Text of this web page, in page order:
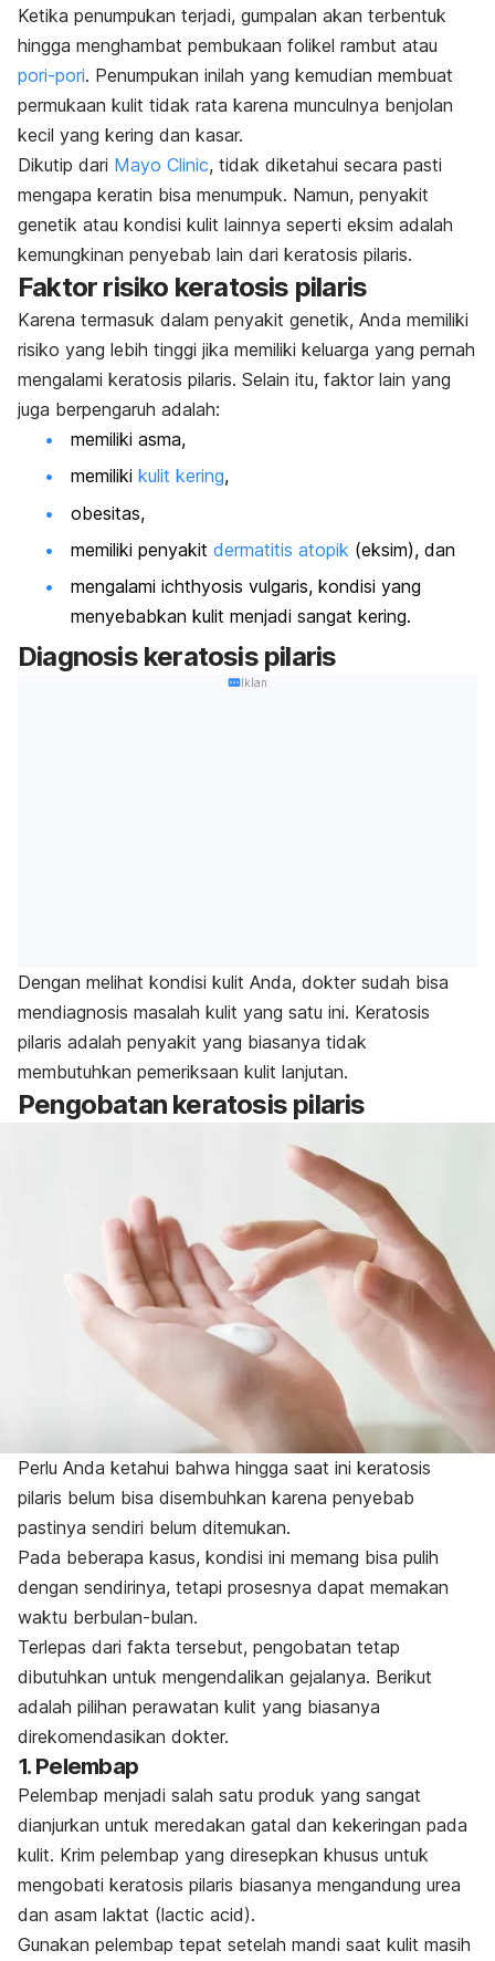
Ketika penumpukan terjadi, gumpalan akan terbentuk
hingga menghambat pembukaan folikel rambut atau
pori-pori. Penumpukan inilah yang kemudian membuat
permukaan kulit tidak rata karena munculnya benjolan
kecil yang kering dan kasar.
Dikutip dari Mayo Clinic, tidak diketahui secara pasti
mengapa keratin bisa menumpuk. Namun, penyakit
genetik atau kondisi kulit lainnya seperti eksim adalah
kemungkinan penyebab lain dari keratosis pilaris.
Faktor risiko keratosis pilaris
Karena termasuk dalam penyakit genetik, Anda memiliki
risiko yang lebih tinggi jika memiliki keluarga yang pernah
mengalami keratosis pilaris. Selain itu, faktor lain yang
juga berpengaruh adalah:
memiliki asma,
memiliki kulit kering,
obesitas,
memiliki penyakit dermatitis atopik (eksim), dan
mengalami ichthyosis vulgaris, kondisi yang
menyebabkan kulit menjadi sangat kering.
Diagnosis keratosis pilaris
Iklan
Dengan melihat kondisi kulit Anda, dokter sudah bisa
mendiagnosis masalah kulit yang satu ini. Keratosis
pilaris adalah penyakit yang biasanya tidak
membutuhkan pemeriksaan kulit lanjutan.
Pengobatan keratosis pilaris
Perlu Anda ketahui bahwa hingga saat ini keratosis
pilaris belum bisa disembuhkan karena penyebab
pastinya sendiri belum ditemukan.
Pada beberapa kasus, kondisi ini memang bisa pulih
dengan sendirinya, tetapi prosesnya dapat memakan
waktu berbulan-bulan.
Terlepas dari fakta tersebut, pengobatan tetap
dibutuhkan untuk mengendalikan gejalanya. Berikut
adalah pilihan perawatan kulit yang biasanya
direkomendasikan dokter.
1. Pelembap
Pelembap menjadi salah satu produk yang sangat
dianjurkan untuk meredakan gatal dan kekeringan pada
kulit. Krim pelembap yang diresepkan khusus untuk
mengobati keratosis pilaris biasanya mengandung urea
dan asam laktat (lactic acid).
Gunakan pelembap tepat setelah mandi saat kulit masih